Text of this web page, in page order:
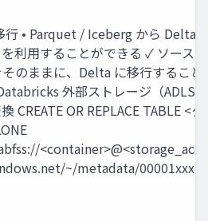
行 • Parquet / Iceberg から Delta
を利用することができる ✓ ソース
のままに、Delta に移行すること
外部ストレージ（ADLS
CREATE OR REPLACE TABLE <
~/metadata/